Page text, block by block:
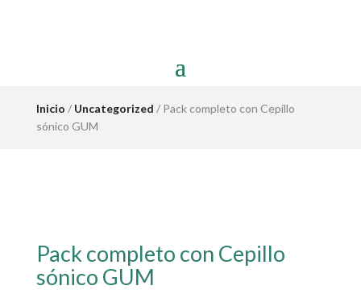
Inicio / Uncategorized / Pack completo con Cepillo
sónico GUM
Pack completo con Cepillo
sónico GUM